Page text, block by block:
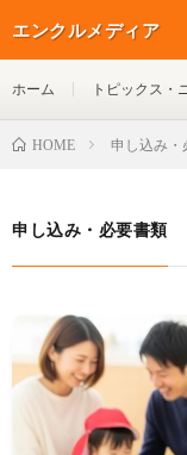
エンクルメディア
ホーム トピックス・
HOME 申し込み・
申し込み・必要書類